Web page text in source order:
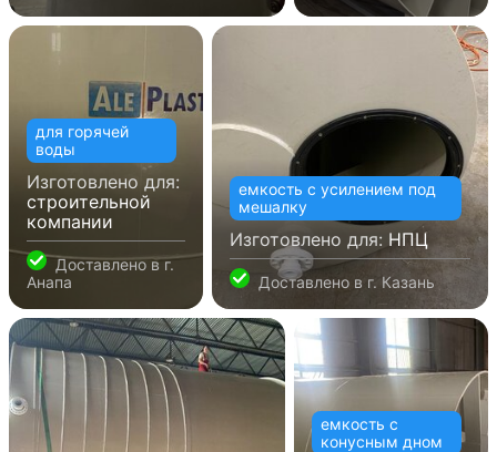
для горячей
воды
Изготовлено для:
строительной
компании
Доставлено вг.
Анапа
емкость с усилением под
мешалку
Изготовлено для: НПЦ
Доставлено в г. Казань
емкость с
конусным дном